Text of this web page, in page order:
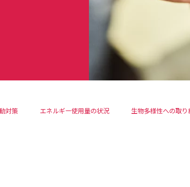
対策 エネルギー使用量の状況 生物多様性への取り